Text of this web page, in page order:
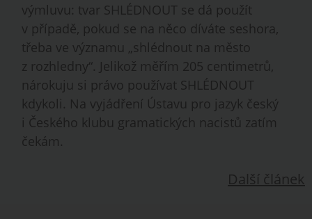
výmluvu: tvar SHLÉDNOUT se dá použít
v případě, pokud se na něco díváte seshora,
třeba ve významu „shlédnout na město
z rozhledny“. Jelikož měřím 205 centimetrů,
nárokuju si právo používat SHLÉDNOUT
kdykoli. Na vyjádření Ústavu pro jazyk český
i Českého klubu gramatických nacistů zatím
čekám.
Další článek